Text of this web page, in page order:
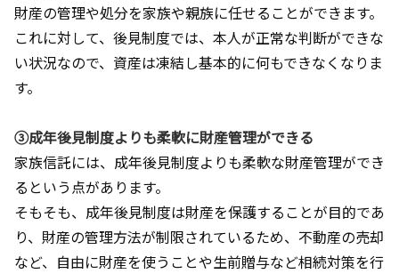
財産の管理や処分を家族や親族に任せることができます。
これに対して、後見制度では、本人が正常な判断ができな
い状況なので、資産は凍結し基本的に何もできなくなりま
す。
③成年後見制度よりも柔軟に財産管理ができる
家族信託には、成年後見制度よりも柔軟な財産管理ができ
るという点があります。
そもそも、成年後見制度は財産を保護することが目的であ
り、財産の管理方法が制限されているため、不動産の売却
など、自由に財産を使うことや生前贈与など相続対策を行